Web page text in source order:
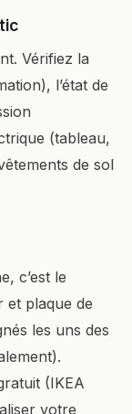
Vérifiez la
l’état de
(tableau,
de sol
c’est le
et plaque de
les uns des
(IKEA
votre